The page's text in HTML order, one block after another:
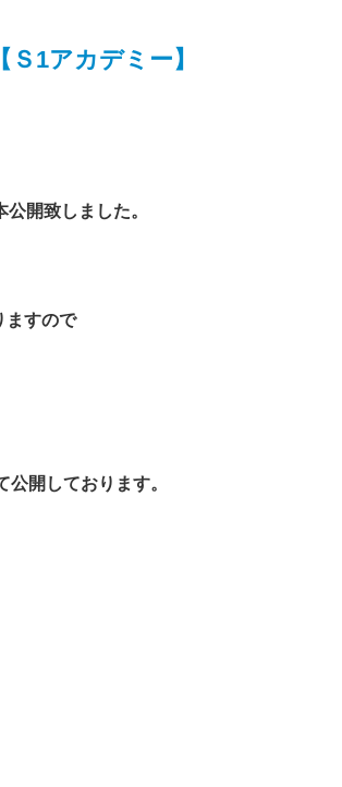
1アカデミー】
開致しました。
すので
開しております。